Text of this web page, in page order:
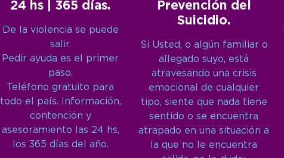
24 hs | 365 días.
De la violencia se puede
salir.
Pedir ayuda es el primer
paso.
Teléfono gratuito para
todo el país. Información,
contención y
asesoramiento las 24 hs,
los 365 días del año.
Prevención del
Suicidio.
Si Usted, o algún familiar o
allegado suyo, está
atravesando una crisis
emocional de cualquier
tipo, siente que nada tiene
sentido o se encuentra
atrapado en una situación a
la que no le encuentra